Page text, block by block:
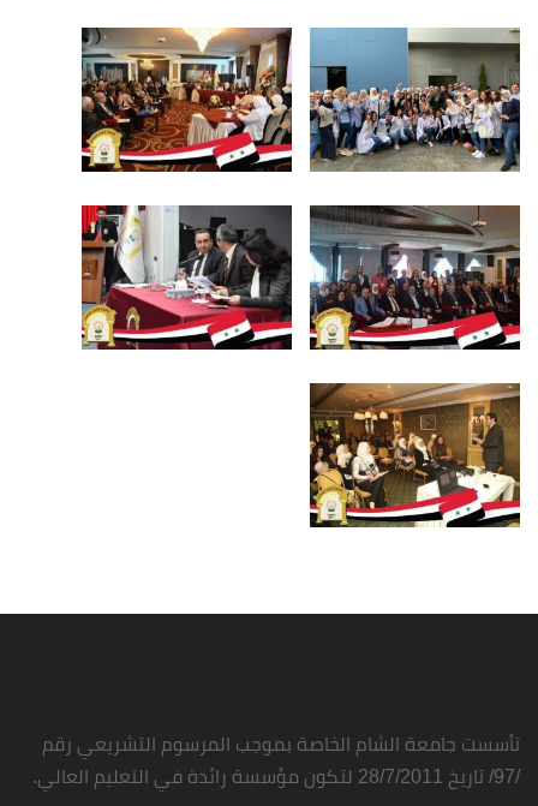
تأسست جامعة الشام الخاصة بموجب المرسوم التشريعي رقم
/97/ تاريخ 28/7/2011 لتكون مؤسسة رائدة في التعليم العالي.